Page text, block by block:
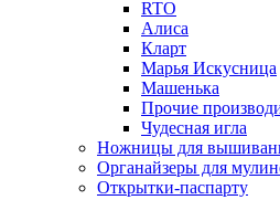
RTO
Алиса
Кларт
Марья Искусница
Машенька
Прочие
Чудесная игла
Ножницы для
Органайзеры для
Открытки-паспарту